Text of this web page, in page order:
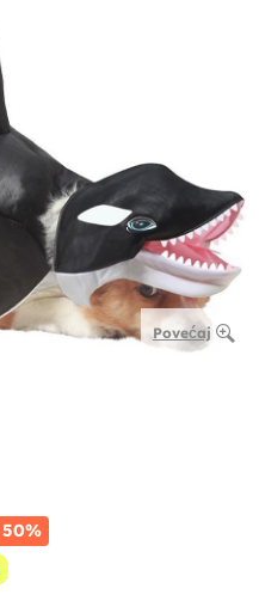
Povećaj
50%